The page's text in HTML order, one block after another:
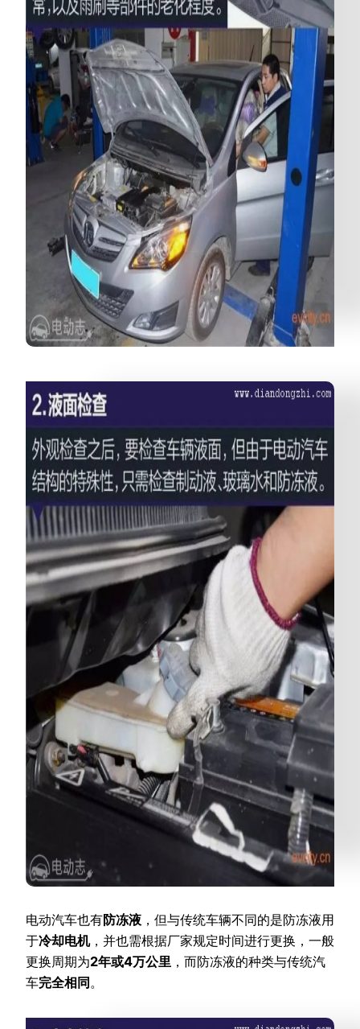
电动汽车也有防冻液 ，但与传统车辆不同的是防冻液用
于冷却电机，并也需根据厂家规定时间进行更换，一般
更换周期为2年或4万公里 ，而防冻液的种类与传统汽
车完全相同。